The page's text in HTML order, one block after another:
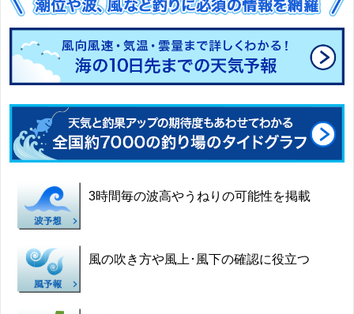
3時間毎の波高やうねりの可能性を掲載
風の吹き方や風上･風下の確認に役立つ